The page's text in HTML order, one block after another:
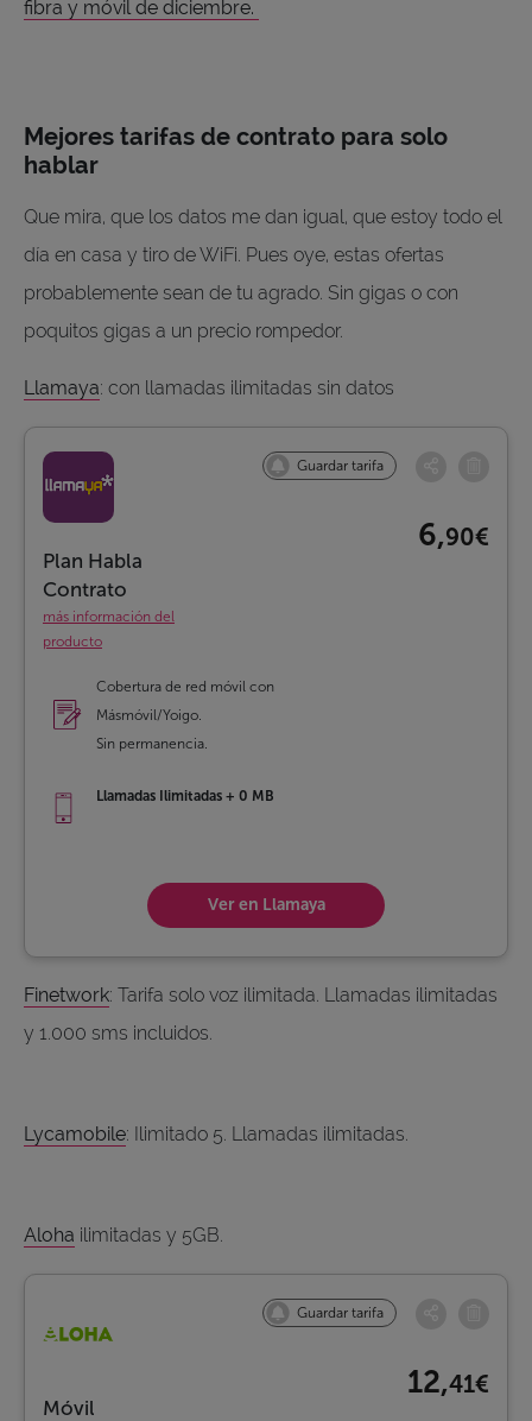
fibra y móvil de diciembre.
Mejores tarifas de contrato para solo
hablar
Que mira, que los datos me dan igual, que estoy todo el
día en casa y tiro de WiFi. Pues oye, estas ofertas
probablemente sean de tu agrado. Sin gigas o con
poquitos gigas a un precio rompedor.
Llamaya: con llamadas ilimitadas sin datos
Guardar tarifa
Plan Habla
Contrato
más información del
producto
6,90€
Ver en Llamaya
Cobertura de red móvil con
Másmóvil/Yoigo.
Sin permanencia.
Llamadas Ilimitadas + 0 MB
Finetwork: Tarifa solo voz ilimitada. Llamadas ilimitadas
y 1.000 sms incluidos.
Lycamobile: Ilimitado 5. Llamadas ilimitadas.
Aloha ilimitadas y 5GB.
Guardar tarifa
Móvil
12,41€